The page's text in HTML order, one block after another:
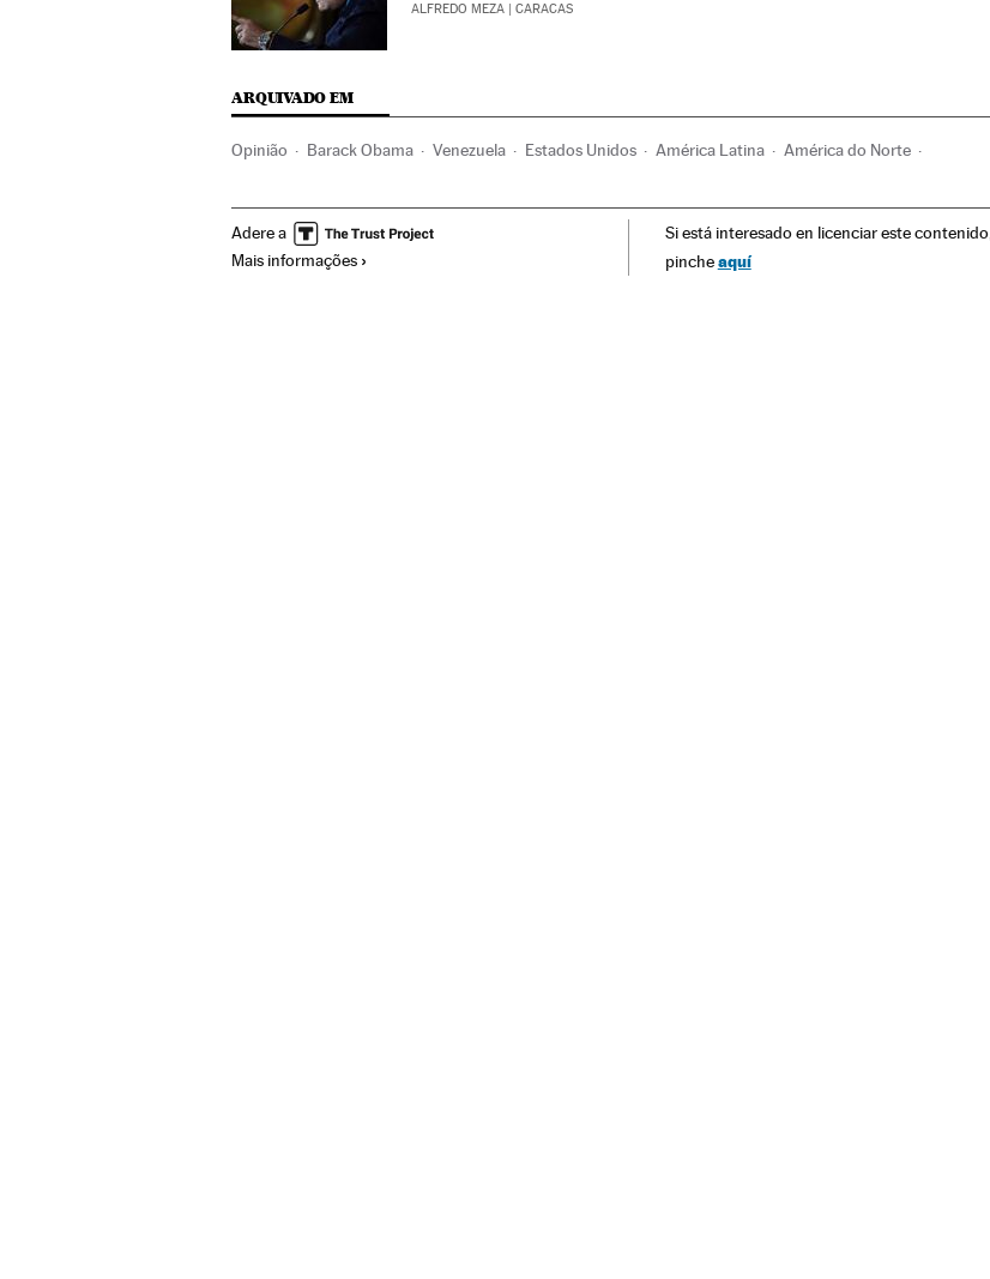
ALFREDO MEZA | CARACAS
ARQUIVADO EM
Opinião Barack Obama Venezuela Estados Unidos América Latina América do Norte
Adere a
Mais informações
Si está interesado en licenciar este contenido,
pincheaquí